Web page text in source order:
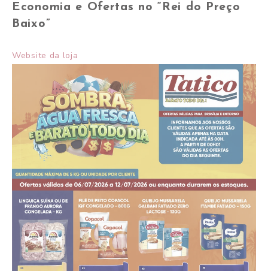
Economia e Ofertas no “Rei do Preço
Baixo”
Website da loja